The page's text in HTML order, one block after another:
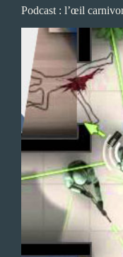
Podcast : l’œil